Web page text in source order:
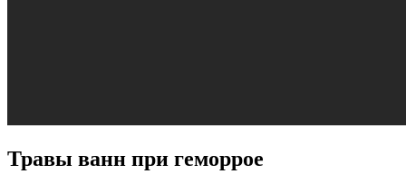
Травы ванн при геморрое